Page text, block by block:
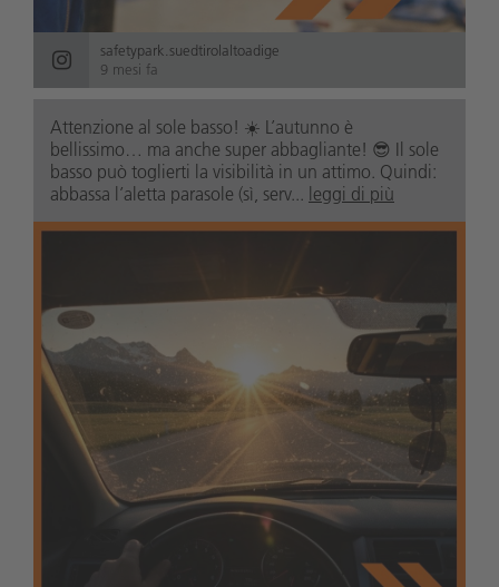
safetypark.suedtirolaltoadige
9 mesi fa
Attenzione al sole basso! ☀️ L’autunno è
bellissimo… ma anche super abbagliante! 😎 Il sole
basso può toglierti la visibilità in un attimo. Quindi:
abbassa l’aletta parasole (sì, serv... leggi di più